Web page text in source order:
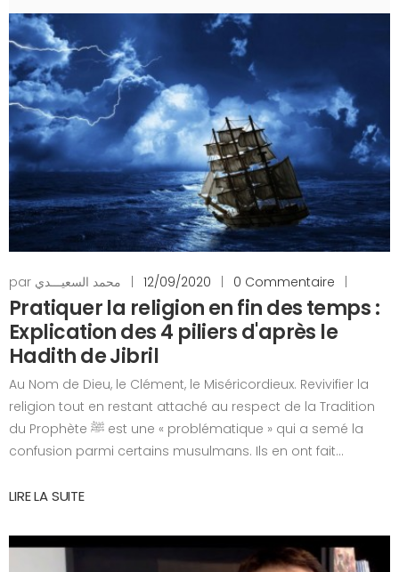
par محمد السعيـــدي | 12/09/2020 | 0 Commentaire |
Pratiquer la religion en fin des temps :
Explication des 4 piliers d'après le
Hadith de Jibril
Au Nom de Dieu, le Clément, le Miséricordieux. Revivifier la
religion tout en restant attaché au respect de la Tradition
du Prophète ﷺ est une « problématique » qui a semé la
confusion parmi certains musulmans. Ils en ont fait...
LIRE LA SUITE